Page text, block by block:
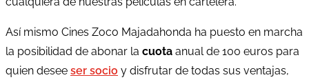
Así mismo Cines Zoco Majadahonda ha puesto en marcha
la posibilidad de abonar la cuota anual de 100 euros para
quien desee ser socio y disfrutar de todas sus ventajas,